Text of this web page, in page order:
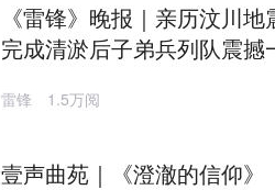
《雷锋》晚报｜亲历汶川
完成清淤后子弟兵列队震撼
雷锋 1.5万阅
壹声曲苑｜《澄澈的信仰》